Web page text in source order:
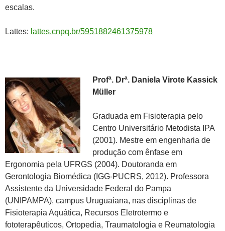
escalas.
Lattes: lattes.cnpq.br/5951882461375978
Profª. Drª. Daniela Virote Kassick
Müller
Graduada em Fisioterapia pelo
Centro Universitário Metodista IPA
(2001). Mestre em engenharia de
produção com ênfase em
Ergonomia pela UFRGS (2004). Doutoranda em
Gerontologia Biomédica (IGG-PUCRS, 2012). Professora
Assistente da Universidade Federal do Pampa
(UNIPAMPA), campus Uruguaiana, nas disciplinas de
Fisioterapia Aquática, Recursos Eletrotermo e
fototerapêuticos, Ortopedia, Traumatologia e Reumatologia